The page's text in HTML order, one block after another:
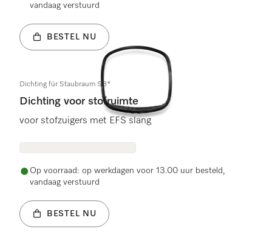
vandaag verstuurd
BESTEL NU
Dichting für Staubraum SB*
Dichting voor stofruimte
voor stofzuigers met EFS slang
Op voorraad: op werkdagen voor 13.00 uur besteld,
vandaag verstuurd
BESTEL NU